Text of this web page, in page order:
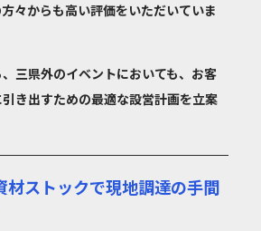
々からも高い評価をいただいていま
三県外のイベントにおいても、お客
き出すための最適な設営計画を立案
ストックで現地調達の手間